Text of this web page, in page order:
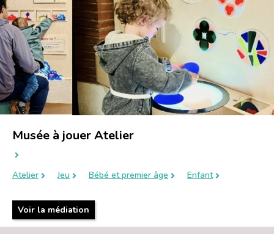
Musée à jouer Atelier
Atelier Jeu Bébé et premier âge Enfant
Voir la médiation